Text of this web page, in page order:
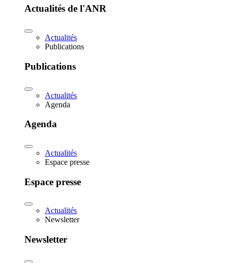
Actualités de l'ANR
Actualités
Publications
Publications
Actualités
Agenda
Agenda
Actualités
Espace presse
Espace presse
Actualités
Newsletter
Newsletter